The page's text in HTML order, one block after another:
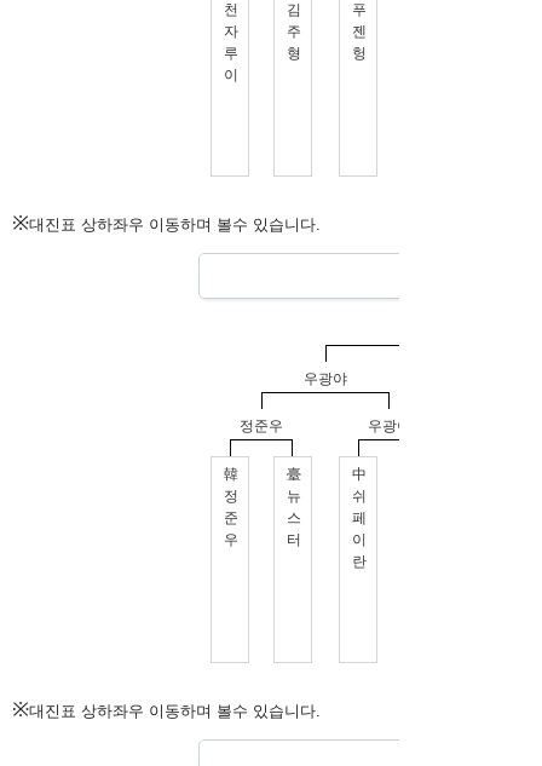
※대진표 상하좌우 이동하며 볼수 있습니다.
※대진표 상하좌우 이동하며 볼수 있습니다.